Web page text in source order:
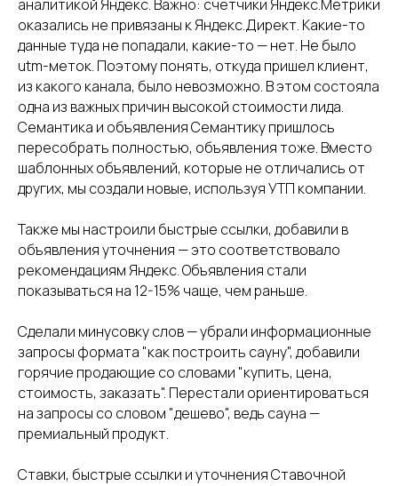
аналитикой Яндекс. Важно: счетчики Яндекс.Метрики
оказались не привязаны к Яндекс.Директ. Какие-то
данные туда не попадали, какие-то — нет. Не было
utm-меток. Поэтому понять, откуда пришел клиент,
из какого канала, было невозможно. В этом состояла
одна из важных причин высокой стоимости лида.
Семантика и объявления Семантику пришлось
пересобрать полностью, объявления тоже. Вместо
шаблонных объявлений, которые не отличались от
других, мы создали новые, используя УТП компании.
Также мы настроили быстрые ссылки, добавили в
объявления уточнения — это соответствовало
рекомендациям Яндекс. Объявления стали
показываться на 12-15% чаще, чем раньше.
Сделали минусовку слов — убрали информационные
запросы формата "как построить сауну", добавили
горячие продающие со словами "купить, цена,
стоимость, заказать". Перестали ориентироваться
на запросы со словом "дешево", ведь сауна —
премиальный продукт.
Ставки, быстрые ссылки и уточнения Ставочной